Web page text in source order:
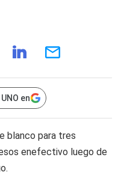
en
blanco para tres
enefectivo luego de